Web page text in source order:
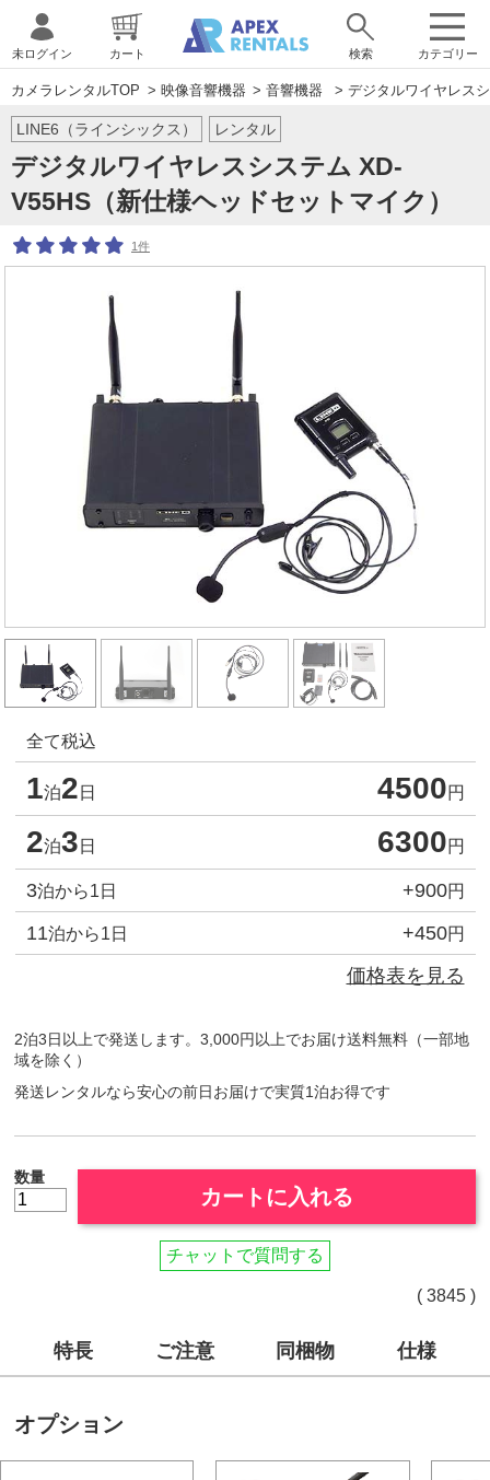
カテゴリー
未ログイン カート 検索
カメラレンタルTOP > 映像音響機器 > 音響機器 > デジタルワイヤレス
LINE6（ラインシックス）
デジタルワイヤレスシステム XD-
V55HS（新仕様ヘッドセットマイク）
レンタル
1件
全て税込
1泊2 日 4500円
2泊3 日 6300円
3泊から1日 +900円
11泊から1日 +450円
価格表を見る
2泊3日以上で発送します。3,000円以上でお届け送料無料（一部地
域を除く）
発送レンタルなら安心の前日お届けで実質1泊お得です
数量
カートに入れる
チャットで質問する
( 3845 )
特長 ご注意 同梱物 仕様
オプション